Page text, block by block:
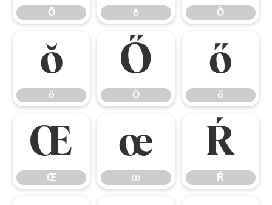
Ō ō Ŏ
ŏ
ŏ
Ő
Ő
ő
ő
Œ
Œ
œ
œ
Ŕ
Ŕ